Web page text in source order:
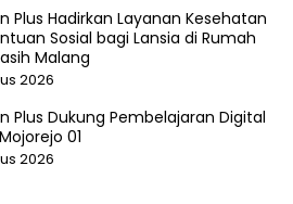
Plus Hadirkan Layanan Kesehatan
Sosial bagi Lansia di Rumah
Malang
2026
Plus Dukung Pembelajaran Digital
01
2026